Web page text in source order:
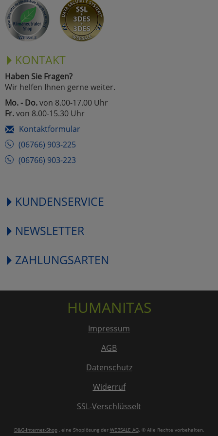
KONTAKT
Haben Sie Fragen?
Wir helfen Ihnen gerne weiter.
Mo. - Do.von 8.00-17.00 Uhr
Fr.von 8.00-15.30 Uhr
Kontaktformular
(06766) 903-225
(06766) 903-223
KUNDENSERVICE
NEWSLETTER
ZAHLUNGSARTEN
HUMANITAS
Impressum
AGB
Datenschutz
Widerruf
SSL-Verschlüsselt
D&G-Internet-Shop, eine Shoplösung der WEBSALE AG. © Alle Rechte vorbehalten.
Marketing
Alle Akzeptieren
Cookies
Einstellungen speichern